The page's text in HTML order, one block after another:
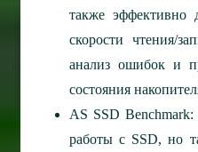
также
скорости чтения/
анализ ошибок и
состояния
AS SSD Benchmark:
работы с SSD, но